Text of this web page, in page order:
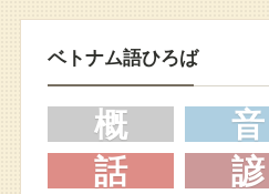
ベトナム語ひろば
概 音
話
諺